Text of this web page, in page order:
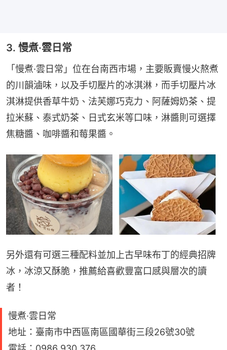
3. 慢煮·雲日常
「慢煮·雲日常」位在台南西市場，主要販賣慢火熬煮
的川韻滷味，以及手切壓片的冰淇淋，而手切壓片冰
淇淋提供香草牛奶、法芙娜巧克力、阿薩姆奶茶、提
拉米蘇、泰式奶茶、日式玄米等口味，淋醬則可選擇
焦糖醬、咖啡醬和莓果醬。
另外還有可選三種配料並加上古早味布丁的經典招牌
冰，冰涼又酥脆，推薦給喜歡豐富口感與層次的讀
者！
慢煮·雲日常
地址：臺南市中西區南區國華街三段26號30號